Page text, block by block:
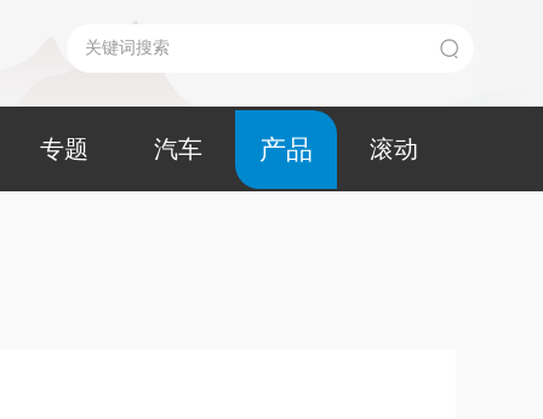
专题 汽车 产品 滚动